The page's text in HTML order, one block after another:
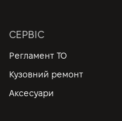
СЕРВІС
Регламент ТО
Кузовний ремонт
Аксесуари